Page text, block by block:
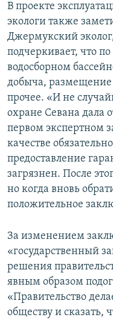
В проекте
экологи также
Джермукский
подчеркивает, что
водосборном
добыча, размещение
прочее. «И не
охране Севана дала
первом экспертном
качестве
предоставление
загрязнен. После
но когда вновь
положительное
За изменением
«государственный
решения
явным образом
«Правительство
обществу и сказать,